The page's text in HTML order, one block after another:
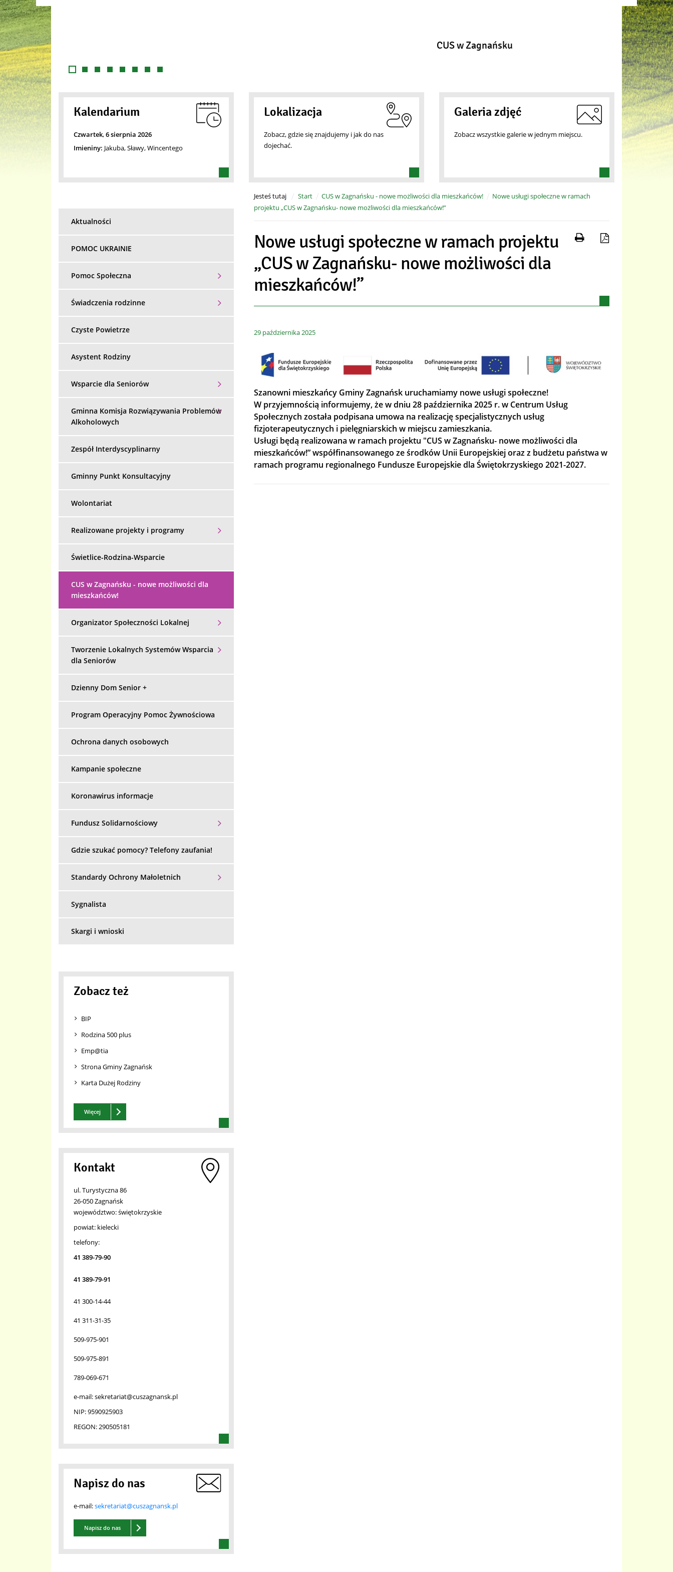
CUS w Zagnańsku
Slajd numer 1 Slajd numer 2 Slajd numer 3 Slajd numer 4
Poprzedni slajd Następny
Kalendarium
Czwartek,6sierpnia 2026
Imieniny: Jakuba, Sławy, Wincentego
Lokalizacja
Zobacz, gdzie się znajdujemy i jak do nas
dojechać.
Galeria zdjęć
Zobacz wszystkie galerie w jednym miejscu.
Menu dodatkowe
Aktualności
POMOC UKRAINIE
Pomoc Społeczna
Świadczenia rodzinne
Czyste Powietrze
Asystent Rodziny
Wsparcie dla Seniorów
Gminna Komisja Rozwiązywania Problemów
Alkoholowych
Zespół Interdyscyplinarny
Gminny Punkt Konsultacyjny
Wolontariat
Realizowane projekty i programy
Świetlice-Rodzina-Wsparcie
CUS w Zagnańsku - nowe możliwości dla
mieszkańców!
Organizator Społeczności Lokalnej
Tworzenie Lokalnych Systemów Wsparcia
dla Seniorów
Dzienny Dom Senior +
Program Operacyjny Pomoc Żywnościowa
Ochrona danych osobowych
Kampanie społeczne
Koronawirus informacje
Fundusz Solidarnościowy
Gdzie szukać pomocy? Telefony zaufania!
Standardy Ochrony Małoletnich
Sygnalista
Skargi i wnioski
Zobacz też
BIP
Rodzina 500 plus
Emp@tia
Strona Gminy Zagnańsk
Karta Dużej Rodziny
WięcejZobacz też
Kontakt
ul. Turystyczna 86
26-050 Zagnańsk
województwo:świętokrzyskie
powiat: kielecki
telefony:
41 389-79-90
41 389-79-91
41 300-14-44
41 311-31-35
509-975-901
509-975-891
789-069-671
e-mail:sekretariat@cuszagnansk.pl
NIP:9590925903
REGON:290505181
Napisz do nas
e-mail:sekretariat@cuszagnansk.pl
Napisz do nas
Jesteś tutaj Start CUS w Zagnańsku - nowe możliwości dla mieszkańców!
Nowe usługi społeczne w ramach
projektu „CUS w Zagnańsku- nowe możliwości dla mieszkańców!”
Nowe usługi społeczne w ramach projektu
„CUS w Zagnańsku- nowe możliwości dla
mieszkańców!”
29 października2025
Drukuj
Szanowni mieszkańcy Gminy Zagnańsk uruchamiamy nowe usługi społeczne!
W przyjemnością informujemy, że w dniu 28 października 2025 r. w Centrum Usług
Społecznych została podpisana umowa na realizację specjalistycznych usług
fizjoterapeutycznych i pielęgniarskich w miejscu zamieszkania.
Usługi będą realizowana w ramach projektu "CUS w Zagnańsku- nowe możliwości dla
mieszkańców!” współfinansowanego ze środków Unii Europejskiej oraz z budżetu państwa w
ramach programu regionalnego Fundusze Europejskie dla Świętokrzyskiego 2021-2027.